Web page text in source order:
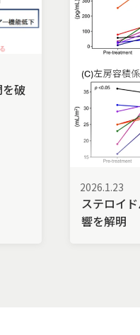
破
2026.1.23
ステロイ
響を解明